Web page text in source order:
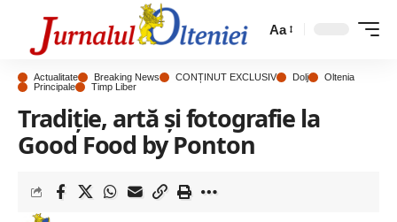
Aa
Actualitate Breaking News CONȚINUT EXCLUSIV Dolj
Oltenia
Principale
Timp Liber
Tradiție, artă și fotografie la
Good Food by Ponton